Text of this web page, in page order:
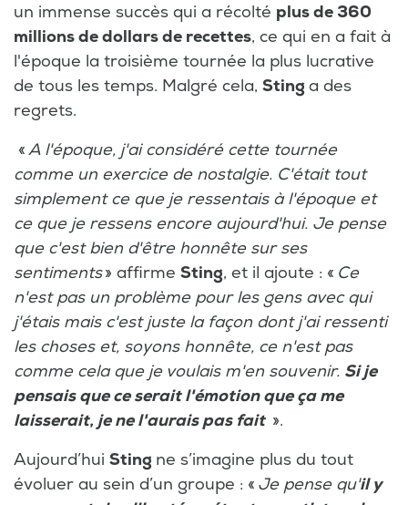
un immense succès qui a récolté plus de 360
millions de dollars de recettes, ce qui en a fait à
l'époque la troisième tournée la plus lucrative
de tous les temps. Malgré cela, Sting a des
regrets.
«A l'époque, j'ai considéré cette tournée
comme un exercice de nostalgie. C'était tout
simplement ce que je ressentais à l'époque et
ce que je ressens encore aujourd'hui. Je pense
que c'est bien d'être honnête sur ses
sentiments» affirme Sting, et il ajoute : « Ce
n'est pas un problème pour les gens avec qui
j'étais mais c'est juste la façon dont j'ai ressenti
les choses et, soyons honnête, ce n'est pas
comme cela que je voulais m'en souvenir. Si je
pensais que ce serait l'émotion que ça me
laisserait, je ne l'aurais pas fait ».
Aujourd’hui Sting ne s’imagine plus du tout
évoluer au sein d’un groupe : « Je pense qu'il y